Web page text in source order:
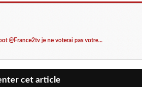
@France2tv je ne voterai pas votre...
cet article